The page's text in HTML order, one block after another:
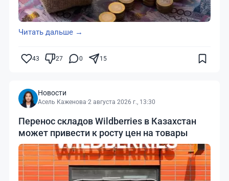
Читать дальше →
43 27 0 15
Новости
Асель Каженова·2 августа 2026 г., 13:30
Перенос складов Wildberries в Казахстан
может привести к росту цен на товары